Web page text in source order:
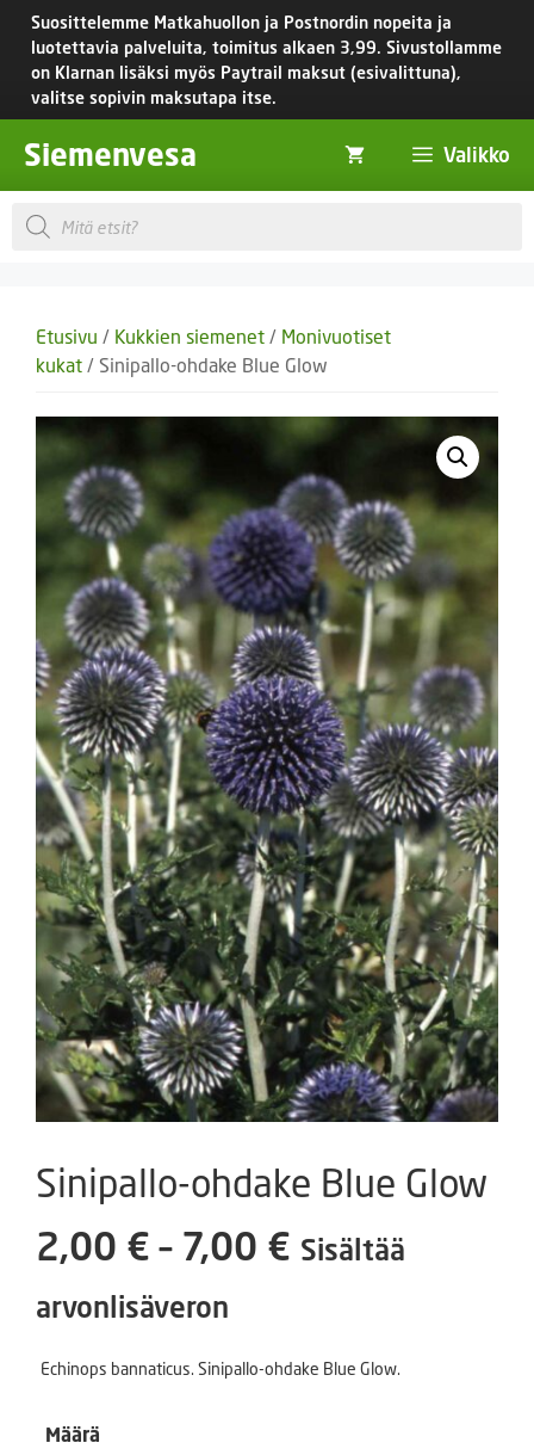
Siirry
sisältöön
Suosittelemme Matkahuollon ja Postnordin nopeita ja
luotettavia palveluita, toimitus alkaen 3,99. Sivustollamme
on Klarnan lisäksi myös Paytrail maksut (esivalittuna),
valitse sopivin maksutapa itse.
Siemenvesa Valikko
Products
search
Etusivu / Kukkien siemenet / Monivuotiset
kukat / Sinipallo-ohdake Blue Glow
Sinipallo-ohdake Blue Glow
2,00 € – 7,00 € Hintaluokka:
-
Sisältää
arvonlisäveron
Echinops bannaticus. Sinipallo-ohdake Blue Glow.
Määrä